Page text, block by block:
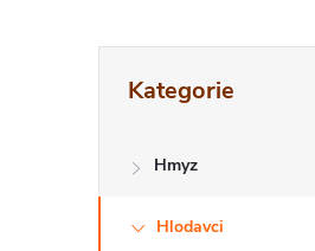
t
kategorie
Kategorie
Hmyz
Hlodavci